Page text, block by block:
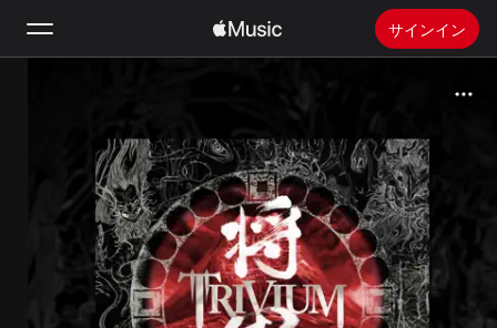
サインイン
ホーム
新着おすすめ
ラジオ
Apple Musicをインストール